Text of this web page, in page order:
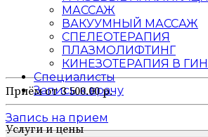
МАССАЖ
ВАКУУМНЫЙ МАССАЖ
СПЕЛЕОТЕРАПИЯ
ПЛАЗМОЛИФТИНГ
КИНЕЗОТЕРАПИЯ В
Специалисты
Запись к врачу
Услуги и цены
Приём от 3 500.00 р.
Запись на прием